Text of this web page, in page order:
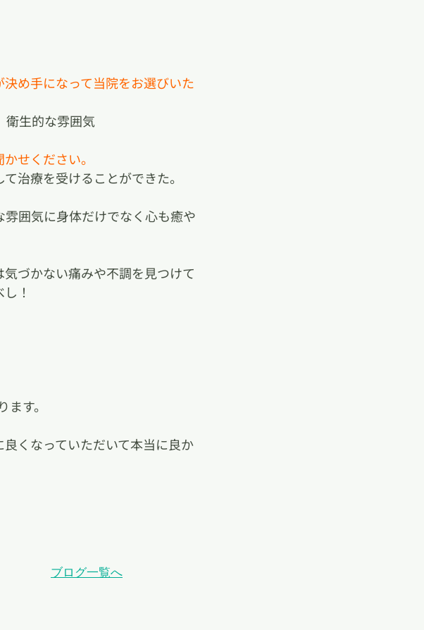
め手になって当院をお選びいた
衛生的な雰囲気
せください。
治療を受けることができた。
囲気に身体だけでなく心も癒や
づかない痛みや不調を見つけて
！
す。
くなっていただいて本当に良か
ブログ一覧へ